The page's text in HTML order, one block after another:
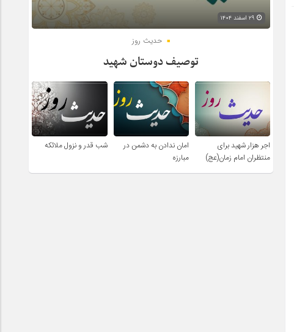
حدیث روز
توصیف دوستان شهید
اجر هزار شهید برای
منتظران امام زمان(عج)
امان ندادن به دشمن در
مبارزه
شب قدر و نزول ملائکه